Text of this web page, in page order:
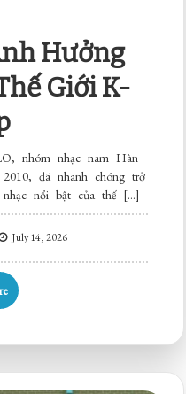
Hưởng
Giới K-
nhóm nhạc nam Hàn
đã nhanh chóng trở
nổi bật của thế […]
July 14, 2026